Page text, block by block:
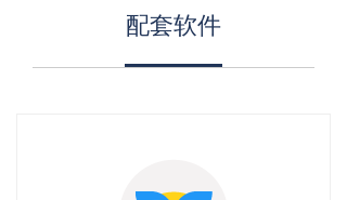
配套软件